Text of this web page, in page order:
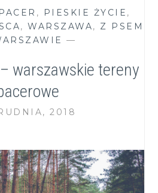
, PIESKIE ŻYCIE ,
, WARSZAWA, Z PSEM
—
warszawskie tereny
2018